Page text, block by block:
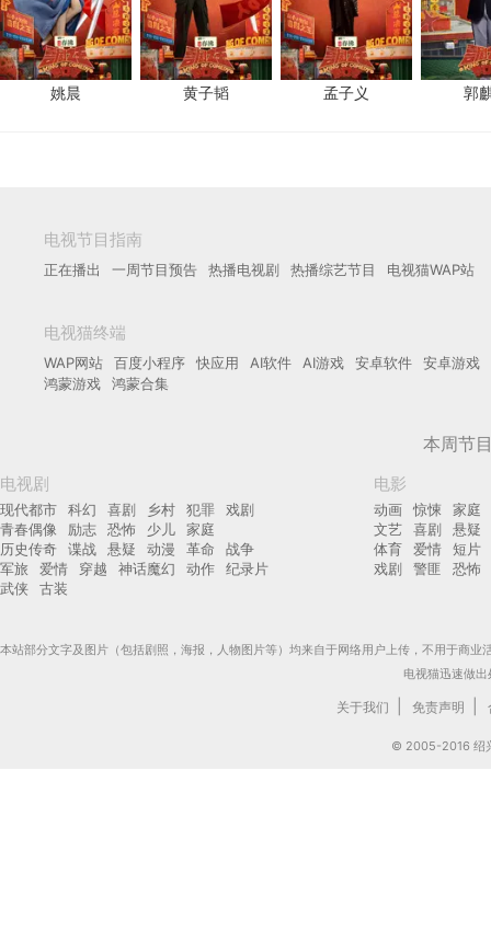
姚晨 黄子韬 孟子义 郭
电视节目指南
正在播出 一周节目预告 热播电视剧 热播综艺节目 电视猫WAP站
电视猫终端
WAP网站 百度小程序 快应用 AI软件 AI游戏 安卓软件
安卓游戏
鸿蒙游戏
鸿蒙合集
本周节
电视剧
现代都市 科幻 喜剧 乡村 犯罪
戏剧
青春偶像
励志 恐怖 少儿
家庭
历史传奇
谍战 悬疑 动漫 革命
战争
军旅
爱情 穿越 神话魔幻 动作
纪录片
武侠
古装
电影
动画 惊悚
家庭
文艺
喜剧
悬疑
体育
爱情
短片
戏剧
警匪 恐怖
本站部分文字及图片（包括剧照，海报，人物图片等）均来自于网络用户上传，不用于商
电视猫迅速做
关于我们 免责声明
© 2005-2016 绍